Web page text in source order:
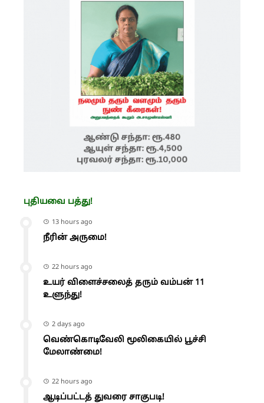
புதியவை பத்து!
13 hours ago
நீரின் அருமை!
22 hours ago
உயர் விளைச்சலைத் தரும் வம்பன் 11
உளுந்து!
2 days ago
வெண்கொடிவேலி மூலிகையில் பூச்சி
மேலாண்மை!
22 hours ago
ஆடிப்பட்டத் துவரை சாகுபடி!